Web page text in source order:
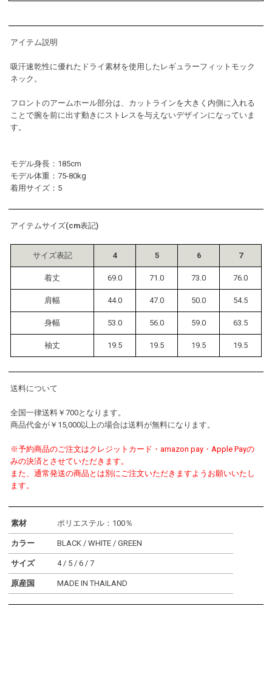
アイテム説明
吸汗速乾性に優れたドライ素材を使用したレギュラーフィットモック
ネック。
フロントのアームホール部分は、カットラインを大きく内側に入れる
ことで腕を前に出す動きにストレスを与えないデザインになっていま
す。
モデル身長：185cm
モデル体重：75-80kg
着用サイズ：5
アイテムサイズ(cm表記)
サイズ表記 4 5 6 7
着丈 69.0 71.0 73.0 76.0
肩幅 44.0 47.0 50.0 54.5
身幅 53.0 56.0 59.0 63.5
袖丈 19.5 19.5 19.5 19.5
送料について
全国一律送料￥700となります。
商品代金が￥15,000以上の場合は送料が無料になります。
※予約商品のご注文はクレジットカード・amazon pay・Apple Payの
みの決済とさせていただきます。
また、通常発送の商品とは別にご注文いただきますようお願いいたし
ます。
素材 ポリエステル：100％
カラー BLACK / WHITE / GREEN
サイズ 4 / 5 / 6 / 7
原産国 MADE IN THAILAND